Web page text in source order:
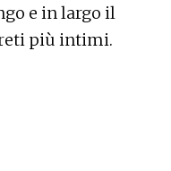
e in largo il
più intimi.